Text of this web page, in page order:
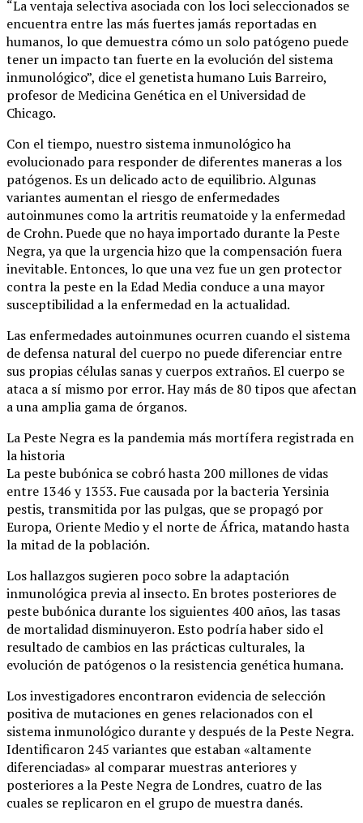
“La ventaja selectiva asociada con los loci seleccionados se
encuentra entre las más fuertes jamás reportadas en
humanos, lo que demuestra cómo un solo patógeno puede
tener un impacto tan fuerte en la evolución del sistema
inmunológico”, dice el genetista humano Luis Barreiro,
profesor de Medicina Genética en el Universidad de
Chicago.
Con el tiempo, nuestro sistema inmunológico ha
evolucionado para responder de diferentes maneras a los
patógenos. Es un delicado acto de equilibrio. Algunas
variantes aumentan el riesgo de enfermedades
autoinmunes como la artritis reumatoide y la enfermedad
de Crohn. Puede que no haya importado durante la Peste
Negra, ya que la urgencia hizo que la compensación fuera
inevitable. Entonces, lo que una vez fue un gen protector
contra la peste en la Edad Media conduce a una mayor
susceptibilidad a la enfermedad en la actualidad.
Las enfermedades autoinmunes ocurren cuando el sistema
de defensa natural del cuerpo no puede diferenciar entre
sus propias células sanas y cuerpos extraños. El cuerpo se
ataca a sí mismo por error. Hay más de 80 tipos que afectan
a una amplia gama de órganos.
La Peste Negra es la pandemia más mortífera registrada en
la historia
La peste bubónica se cobró hasta 200 millones de vidas
entre 1346 y 1353. Fue causada por la bacteria Yersinia
pestis, transmitida por las pulgas, que se propagó por
Europa, Oriente Medio y el norte de África, matando hasta
la mitad de la población.
Los hallazgos sugieren poco sobre la adaptación
inmunológica previa al insecto. En brotes posteriores de
peste bubónica durante los siguientes 400 años, las tasas
de mortalidad disminuyeron. Esto podría haber sido el
resultado de cambios en las prácticas culturales, la
evolución de patógenos o la resistencia genética humana.
Los investigadores encontraron evidencia de selección
positiva de mutaciones en genes relacionados con el
sistema inmunológico durante y después de la Peste Negra.
Identificaron 245 variantes que estaban «altamente
diferenciadas» al comparar muestras anteriores y
posteriores a la Peste Negra de Londres, cuatro de las
cuales se replicaron en el grupo de muestra danés.